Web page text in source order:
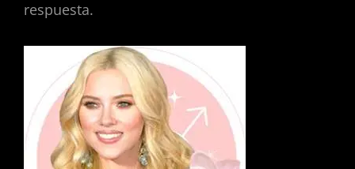
respuesta.